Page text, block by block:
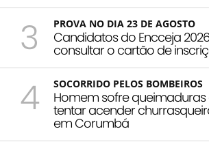
3
PROVA NO DIA 23 DE AGOSTO
Candidatos do Encceja
consultar o cartão de
4 SOCORRIDO PELOS BOMBEIROS
Homem sofre queimaduras
tentar acender
em Corumbá